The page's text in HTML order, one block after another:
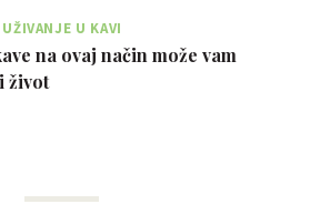
U KAVI
na ovaj način može vam
život